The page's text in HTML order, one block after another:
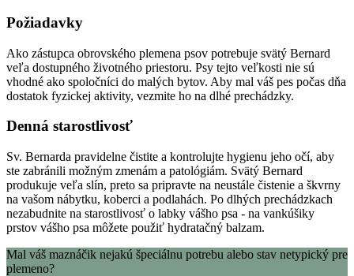
Požiadavky
Ako zástupca obrovského plemena psov potrebuje svätý Bernard
veľa dostupného životného priestoru. Psy tejto veľkosti nie sú
vhodné ako spoločníci do malých bytov. Aby mal váš pes počas dňa
dostatok fyzickej aktivity, vezmite ho na dlhé prechádzky.
Denná starostlivosť
Sv. Bernarda pravidelne čistite a kontrolujte hygienu jeho očí, aby
ste zabránili možným zmenám a patológiám. Svätý Bernard
produkuje veľa slín, preto sa pripravte na neustále čistenie a škvrny
na vašom nábytku, koberci a podlahách. Po dlhých prechádzkach
nezabudnite na starostlivosť o labky vášho psa - na vankúšiky
prstov vášho psa môžete použiť hydratačný balzam.
Mal váš maznáčik nejakú špeciálnu potrebu alebo stav netypický pre
plemeno?